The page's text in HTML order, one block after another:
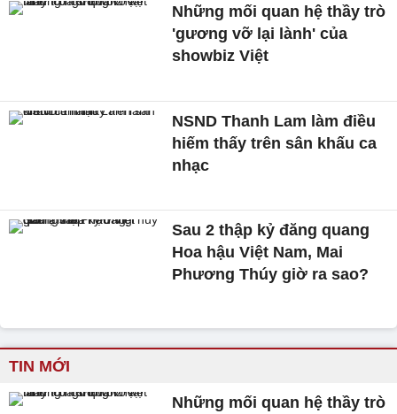
Những mối quan hệ thầy trò
'gương vỡ lại lành' của
showbiz Việt
NSND Thanh Lam làm điều
hiếm thấy trên sân khấu ca
nhạc
Sau 2 thập kỷ đăng quang
Hoa hậu Việt Nam, Mai
Phương Thúy giờ ra sao?
TIN MỚI
Những mối quan hệ thầy trò